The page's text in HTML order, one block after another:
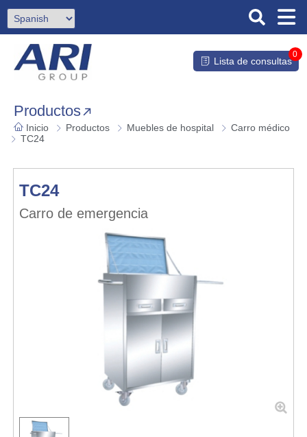
Lista de consultas
0
Productos
Inicio Productos Muebles de hospital
Carro médico
TC24
TC24
Carro de emergencia